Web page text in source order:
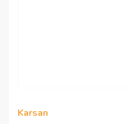
Karsan